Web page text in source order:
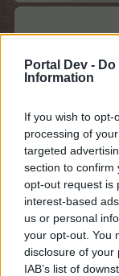
Portal Dev -
Information
If you wish to
processing of
targeted
section to confirm
opt-out request is
interest-based
us or personal
your opt-out. You
disclosure of your
IAB’s list of
Доктор
Това е
Ето